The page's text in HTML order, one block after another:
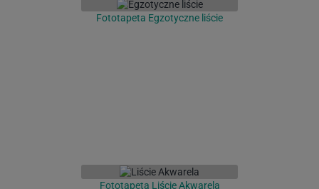
Fototapeta Egzotyczne liście
Fototapeta Liście Akwarela